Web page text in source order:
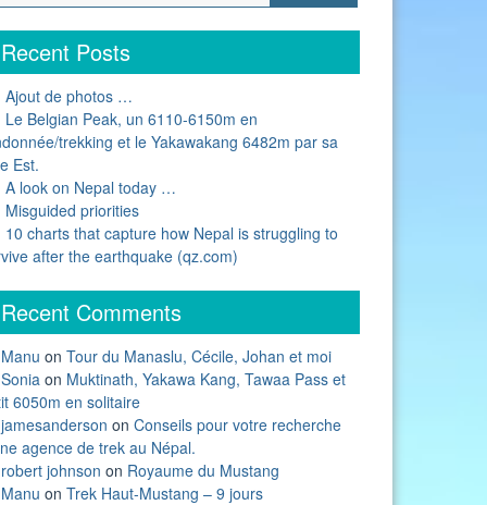
Recent Posts
Ajout de photos …
Le Belgian Peak, un 6110-6150m en
trekking et le Yakawakang 6482m par sa
Est.
A look on Nepal today …
Misguided priorities
10 charts that capture how Nepal is struggling to
after the earthquake (qz.com)
Recent Comments
Manu on Tour du Manaslu, Cécile, Johan et moi
Sonia on Muktinath, Yakawa Kang, Tawaa Pass et
6050m en solitaire
jamesanderson on Conseils pour votre recherche
agence de trek au Népal.
robert johnson on Royaume du Mustang
Manu on Trek Haut-Mustang – 9 jours